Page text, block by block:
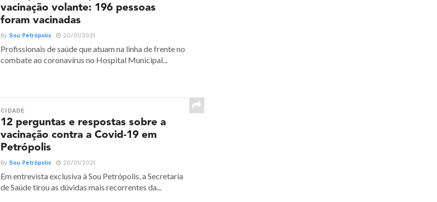
vacinação volante: 196 pessoas
foram vacinadas
BySou Petrópolis 20/01/2021
Profissionais de saúde que atuam na linha de frente no
combate ao coronavírus no Hospital Municipal...
CIDADE
12 perguntas e respostas sobre a
vacinação contra a Covid-19 em
Petrópolis
BySou Petrópolis 20/01/2021
Em entrevista exclusiva à Sou Petrópolis, a Secretaria
de Saúde tirou as dúvidas mais recorrentes da...